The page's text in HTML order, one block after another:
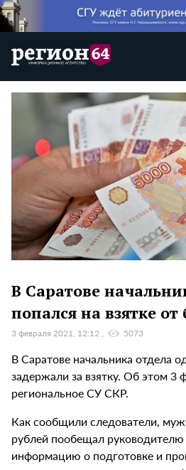
В Саратове
попался на взятке
3 февраля 2021, 12:12 5073
В Саратове начальника отдела
задержали за взятку. Об этом 3
региональное СУ СКР.
Как сообщили следователи,
рублей пообещал
информацию о подготовке и